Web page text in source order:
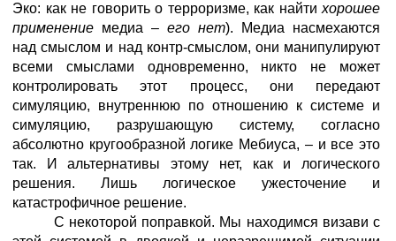
Эко: как не говорить о терроризме, как найти хорошее
применение медиа – его нет). Медиа насмехаются
над смыслом и над контр-смыслом, они манипулируют
всеми смыслами одновременно, никто не может
контролировать этот процесс, они передают
симуляцию, внутреннюю по отношению к системе и
симуляцию, разрушающую систему, согласно
абсолютно кругообразной логике Мебиуса, – и все это
так. И альтернативы этому нет, как и логического
решения. Лишь логическое ужесточение и
катастрофичное решение.
С некоторой поправкой. Мы находимся визави с